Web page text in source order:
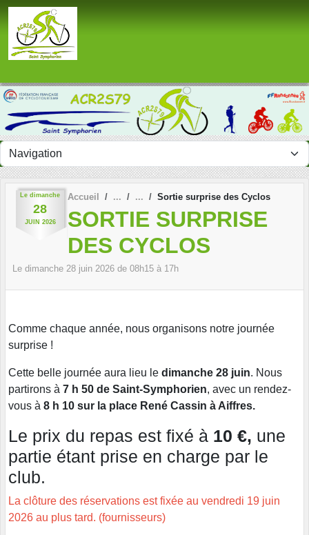
Le dimanche
28
JUIN 2026
Accueil Sortie surprise des Cyclos
SORTIE SURPRISE
DES CYCLOS
Le dimanche 28 juin 2026 de 08h15 à 17h
Comme chaque année, nous organisons notre journée
surprise !
Cette belle journée aura lieu le dimanche 28 juin. Nous
partirons à 7 h 50 de Saint-Symphorien, avec un rendez-
vous à 8 h 10 sur la place René Cassin à Aiffres.
Le prix du repas est fixé à 10 €, une
partie étant prise en charge par le
club.
La clôture des réservations est fixée au vendredi 19 juin
2026 au plus tard. (fournisseurs)
Panneau de gestion des cookies